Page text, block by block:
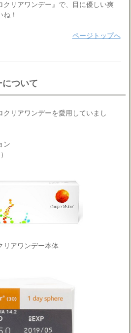
クリアワンデー』で、目に優しい爽
！
ページトップへ
ついて
リアワンデーを愛用していまし
ン
リアワンデー本体